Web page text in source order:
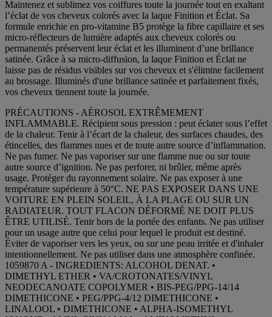
Maintenez et sublimez vos coiffures toute la journée tout en exaltant
l’éclat de vos cheveux colorés avec la laque Finition et Éclat. Sa
formule enrichie en pro-vitamine B5 protège la fibre capillaire et ses
micro-réflecteurs de lumière adaptés aux cheveux colorés ou
permanentés préservent leur éclat et les illuminent d’une brillance
satinée. Grâce à sa micro-diffusion, la laque Finition et Éclat ne
laisse pas de résidus visibles sur vos cheveux et s'élimine facilement
au brossage. Illuminés d'une brillance satinée et parfaitement fixés,
vos cheveux tiennent toute la journée.
PRÉCAUTIONS - AÉROSOL EXTRÊMEMENT
INFLAMMABLE. Récipient sous pression : peut éclater sous l’effet
de la chaleur. Tenir à l’écart de la chaleur, des surfaces chaudes, des
étincelles, des flammes nues et de toute autre source d’inflammation.
Ne pas fumer. Ne pas vaporiser sur une flamme nue ou sur toute
autre source d’ignition. Ne pas perforer, ni brûler, même après
usage. Protéger du rayonnement solaire. Ne pas exposer à une
température supérieure à 50°C. NE PAS EXPOSER DANS UNE
VOITURE EN PLEIN SOLEIL, À LA PLAGE OU SUR UN
RADIATEUR. TOUT FLACON DÉFORMÉ NE DOIT PLUS
ÊTRE UTILISÉ. Tenir hors de la portée des enfants. Ne pas utiliser
pour un usage autre que celui pour lequel le produit est destiné.
Éviter de vaporiser vers les yeux, ou sur une peau irritée et d'inhaler
intentionnellement. Ne pas utiliser dans une atmosphère confinée.
1059870 A - INGREDIENTS: ALCOHOL DENAT. •
DIMETHYL ETHER • VA/CROTONATES/VINYL
NEODECANOATE COPOLYMER • BIS-PEG/PPG-14/14
DIMETHICONE • PEG/PPG-4/12 DIMETHICONE •
LINALOOL • DIMETHICONE • ALPHA-ISOMETHYL